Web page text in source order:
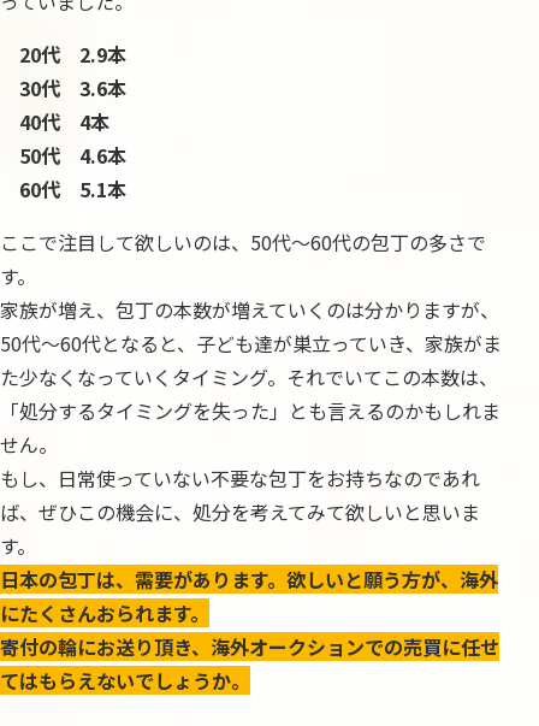
20代 2.9本
30代 3.6本
40代 4本
50代 4.6本
60代 5.1本
ここで注目して欲しいのは、50代～60代の包丁の多さで
す。
家族が増え、包丁の本数が増えていくのは分かりますが、
50代～60代となると、子ども達が巣立っていき、家族がま
た少なくなっていくタイミング。それでいてこの本数は、
「処分するタイミングを失った」とも言えるのかもしれま
せん。
もし、日常使っていない不要な包丁をお持ちなのであれ
ば、ぜひこの機会に、処分を考えてみて欲しいと思いま
す。
日本の包丁は、需要があります。欲しいと願う方が、海外
にたくさんおられます。
寄付の輪にお送り頂き、海外オークションでの売買に任せ
てはもらえないでしょうか。